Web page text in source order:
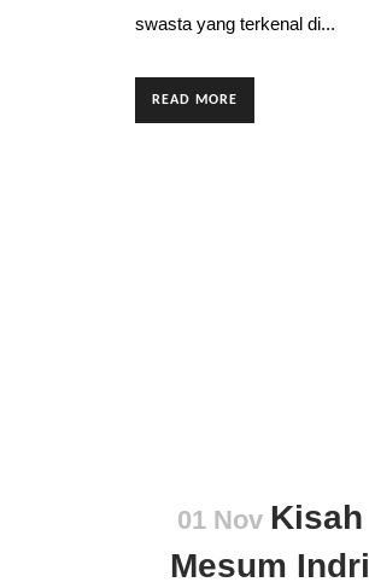
swasta yang terkenal di...
READ MORE
01 Nov Kisah
Mesum Indri